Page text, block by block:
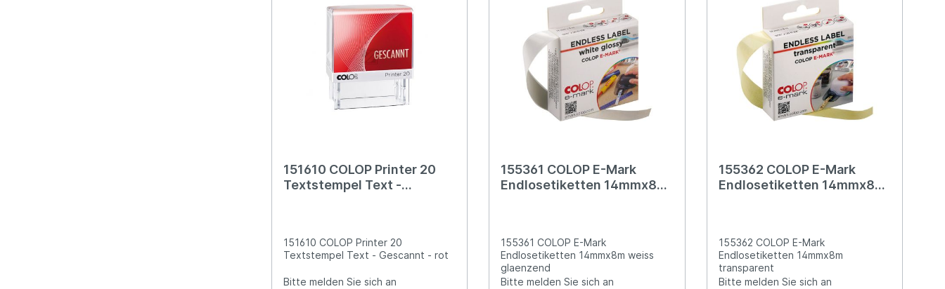
151610 COLOP Printer 20
Textstempel Text -
151610 COLOP Printer 20
Textstempel Text - Gescannt - rot
Bitte melden Sie sich an
155361 COLOP E-Mark
Endlosetiketten 14mmx8m
155361 COLOP E-Mark
Endlosetiketten 14mmx8m weiss
glaenzend
Bitte melden Sie sich an
155362 COLOP E-Mark
Endlosetiketten 14mmx8m
155362 COLOP E-Mark
Endlosetiketten 14mmx8m
transparent
Bitte melden Sie sich an